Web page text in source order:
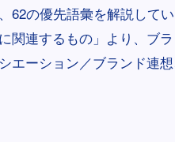
62の優先語彙を解説して
関連するもの」より、ブ
エーション／ブランド連